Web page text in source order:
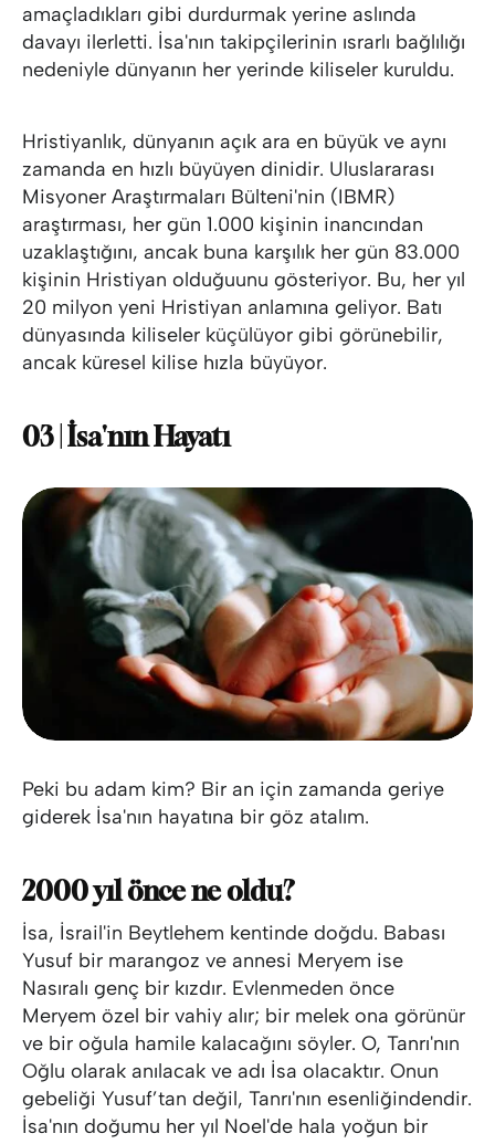
amaçladıkları gibi durdurmak yerine aslında
davayı ilerletti. İsa'nın takipçilerinin ısrarlı bağlılığı
nedeniyle dünyanın her yerinde kiliseler kuruldu.
Hristiyanlık, dünyanın açık ara en büyük ve aynı
zamanda en hızlı büyüyen dinidir. Uluslararası
Misyoner Araştırmaları Bülteni'nin (IBMR)
araştırması, her gün 1.000 kişinin inancından
uzaklaştığını, ancak buna karşılık her gün 83.000
kişinin Hristiyan olduğuunu gösteriyor. Bu, her yıl
20 milyon yeni Hristiyan anlamına geliyor. Batı
dünyasında kiliseler küçülüyor gibi görünebilir,
ancak küresel kilise hızla büyüyor.
03 | İsa'nın Hayatı
Peki bu adam kim? Bir an için zamanda geriye
giderek İsa'nın hayatına bir göz atalım.
2000 yıl önce ne oldu?
İsa, İsrail'in Beytlehem kentinde doğdu. Babası
Yusuf bir marangoz ve annesi Meryem ise
Nasıralı genç bir kızdır. Evlenmeden önce
Meryem özel bir vahiy alır; bir melek ona görünür
ve bir oğula hamile kalacağını söyler. O, Tanrı'nın
Oğlu olarak anılacak ve adı İsa olacaktır. Onun
gebeliği Yusuf’tan değil, Tanrı'nın esenliğindendir.
İsa'nın doğumu her yıl Noel'de hala yoğun bir